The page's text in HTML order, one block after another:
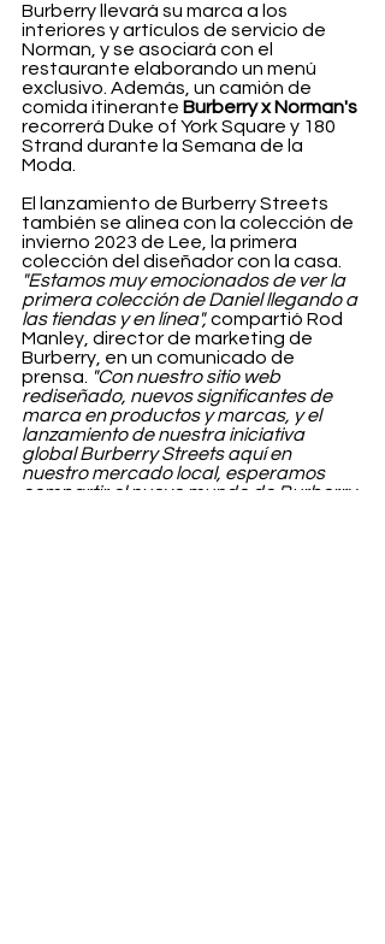
Burberry llevará su marca a los
interiores y artículos de servicio de
Norman, y se asociará con el
restaurante elaborando un menú
exclusivo. Además, un camión de
comida itinerante Burberry x Norman's
recorrerá Duke of York Square y 180
Strand durante la Semana de la
Moda.
El lanzamiento de Burberry Streets
también se alinea con la colección de
invierno 2023 de Lee, la primera
colección del diseñador con la casa.
"Estamos muy emocionados de ver la
primera colección de Daniel llegando a
las tiendas y en línea", compartió Rod
Manley, director de marketing de
Burberry, en un comunicado de
prensa.
"Con nuestro sitio web
rediseñado, nuevos significantes de
marca en productos y marcas, y el
lanzamiento de nuestra iniciativa
global Burberry Streets aquí en
nuestro mercado local, esperamos
compartir el nuevo mundo de Burberry